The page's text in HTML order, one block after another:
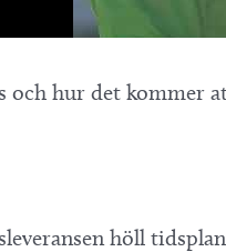
och hur det kommer
höll